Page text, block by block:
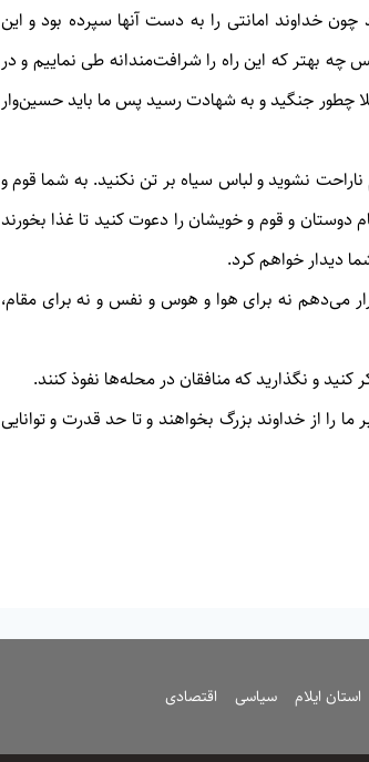
خداوند امانتی را به دست آنها سپرده بود و اين
بهتر كه اين راه را شرافت‌مندانه طی نمايیم و در
چطور جنگيد و به شهادت رسيد پس ما بايد حسين‌وار
نشويد و لباس سياه بر تن نكنيد. به شما قوم و
و قوم و خويشان را دعوت كنيد تا غذا بخورند
ديدار خواهم كرد.
می‌دهم نه برای هوا و هوس و نفس و نه برای مقام،
و نگذاريد كه منافقان در محله‌ها نفوذ كنند.
از خداوند بزرگ بخواهند و تا حد قدرت و توانايی
استان ایلام سیاسی اقتصادی